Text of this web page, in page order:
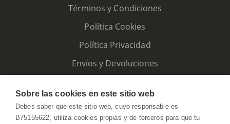
Términos y Condiciones
Política Cookies
Política Privacidad
Envíos y Devoluciones
Sobre las cookies en este sitio web
Debes saber que este sitio web, cuyo responsable es
B75155622, utiliza cookies propias y de terceros para que tu